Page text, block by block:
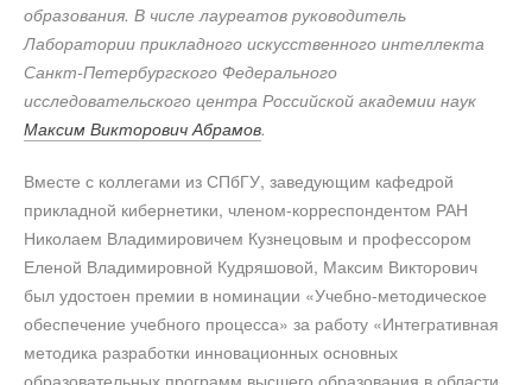
образования. В числе лауреатов руководитель
Лаборатории прикладного искусственного интеллекта
Санкт-Петербургского Федерального
исследовательского центра Российской академии наук
Максим Викторович Абрамов.
Вместе с коллегами из СПбГУ, заведующим кафедрой
прикладной кибернетики, членом-корреспондентом РАН
Николаем Владимировичем Кузнецовым и профессором
Еленой Владимировной Кудряшовой, Максим Викторович
был удостоен премии в номинации «Учебно-методическое
обеспечение учебного процесса» за работу «Интегративная
методика разработки инновационных основных